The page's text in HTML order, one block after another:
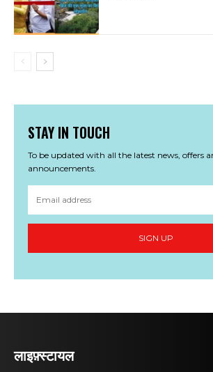
STAY IN TOUCH
To be updated with all the latest news, offers
announcements.
SIGN UP
लाइफ़्स्टायल